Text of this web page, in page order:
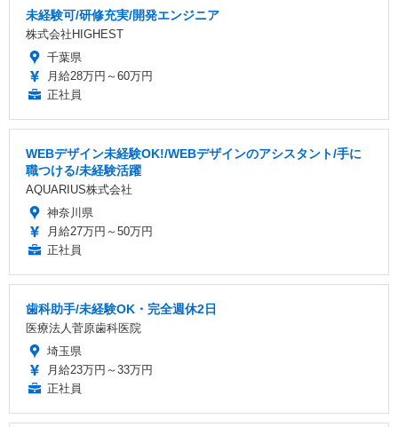
未経験可/研修充実/開発エンジニア
株式会社HIGHEST
千葉県
月給28万円～60万円
正社員
WEBデザイン未経験OK!/WEBデザインのアシスタント/手に
職つける/未経験活躍
AQUARIUS株式会社
神奈川県
月給27万円～50万円
正社員
歯科助手/未経験OK・完全週休2日
医療法人菅原歯科医院
埼玉県
月給23万円～33万円
正社員